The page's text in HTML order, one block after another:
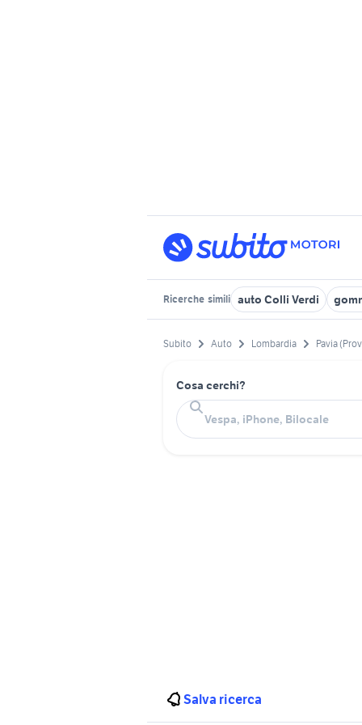
Ricerche simili auto Colli Verdi
Subito Auto Lombardia Pavia
Cosa cerchi?
Salva ricerca